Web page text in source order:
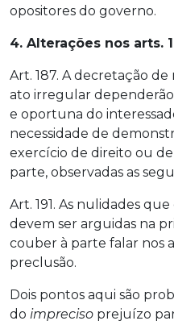
opositores do governo.
4. Alterações nos arts.
Art. 187. A decretação
ato irregular
e oportuna do
necessidade de
exercício de direito ou
parte, observadas as
Art. 191. As nulidades
devem ser arguidas na
couber à parte falar nos
preclusão.
Dois pontos aqui são
do impreciso prejuízo